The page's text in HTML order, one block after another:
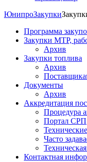
ЮнипроЗакупки
Программа
Закупки МТР,
Архив
Закупки топлива
Архив
Документы
Архив
Аккредитация
Процедура
Портал СРП
Часто
Контактная